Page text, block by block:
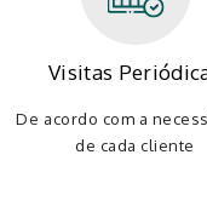
Visitas
De acordo com a
de cada cliente